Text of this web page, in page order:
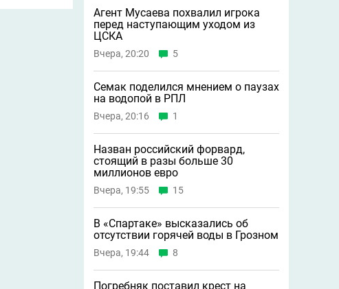
Агент Мусаева похвалил игрока
перед наступающим уходом из
ЦСКА
Вчера, 20:20 5
Семак поделился мнением о паузах
на водопой в РПЛ
Вчера, 20:16 1
Назван российский форвард,
стоящий в разы больше 30
миллионов евро
Вчера, 19:55 15
В «Спартаке» высказались об
отсутствии горячей воды в Грозном
Вчера, 19:44 8
Погребняк поставил крест на